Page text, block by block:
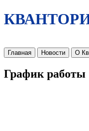
Главная Новости О
График